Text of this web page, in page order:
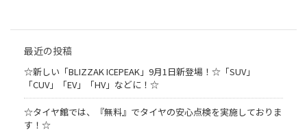
最近の投稿
☆新しい「BLIZZAK ICEPEAK」9月1日新登場！☆「SUV」
「CUV」「EV」「HV」などに！☆
☆タイヤ館では、『無料』でタイヤの安心点検を実施しておりま
す！☆